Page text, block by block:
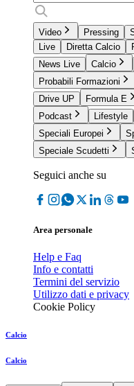
Video Pressing
Live
Diretta Calcio
News Live
Calcio
Probabili Formazioni
Drive UP
Formula E
Podcast
Lifestyle
Speciali Europei
Speciale Scudetti
Seguici anche su
Area personale
Help e Faq
Info e contatti
Termini del servizio
Utilizzo dati e privacy
Cookie Policy
Calcio
Calcio